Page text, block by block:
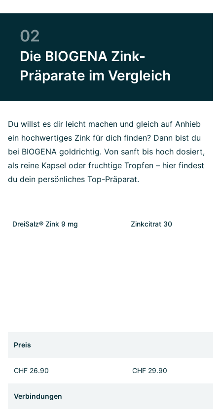
02
Die BIOGENA Zink-
Präparate im Vergleich
Du willst es dir leicht machen und gleich auf Anhieb
ein hochwertiges Zink für dich finden? Dann bist du
bei BIOGENA goldrichtig. Von sanft bis hoch dosiert,
als reine Kapsel oder fruchtige Tropfen – hier findest
du dein persönliches Top-Präparat.
DreiSalz® Zink 9 mg Zinkcitrat 30
Preis
CHF 26.90 CHF 29.90
Verbindungen